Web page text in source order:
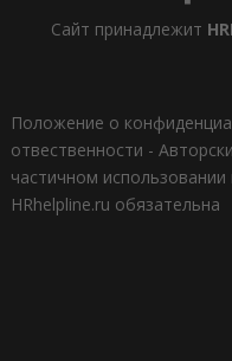
Сайт принадлежит
Положение о
отвественности -
частичном
HRhelpline.ru обязательна